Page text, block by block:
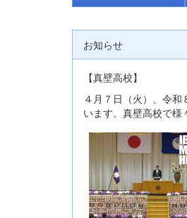
お知らせ
【真壁高校】
４月７日（火）、令
います。真壁高校で様